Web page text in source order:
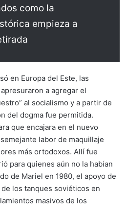
como la
empieza a
en Europa del Este, las
a agregar el
al socialismo y a partir de
del dogma fue permitida.
que encajara en el nuevo
labor de maquillaje
más ortodoxos. Allí fue
para quienes aún no la habían
de Mariel en 1980, el apoyo de
los tanques soviéticos en
masivos de los